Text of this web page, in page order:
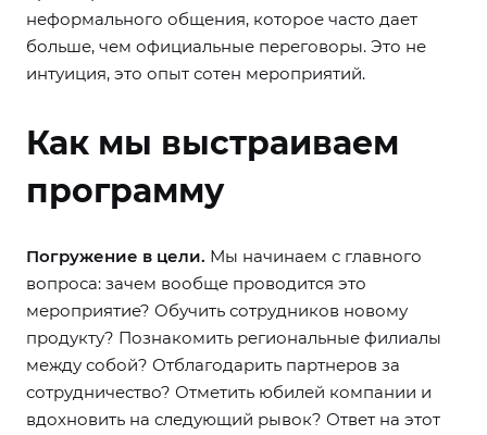
неформального общения, которое часто дает
больше, чем официальные переговоры. Это не
интуиция, это опыт сотен мероприятий.
Как мы выстраиваем
программу
Погружение в цели. Мы начинаем с главного
вопроса: зачем вообще проводится это
мероприятие? Обучить сотрудников новому
продукту? Познакомить региональные филиалы
между собой? Отблагодарить партнеров за
сотрудничество? Отметить юбилей компании и
вдохновить на следующий рывок? Ответ на этот